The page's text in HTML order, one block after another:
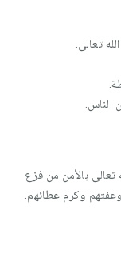
تعالى.
الناس.
بالأمن من فزع
وكرم عطائهم.